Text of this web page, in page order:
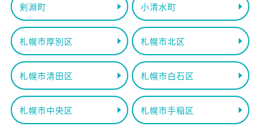
剣淵町 小清水町
札幌市厚別区 札幌市北区
札幌市清田区 札幌市白石区
札幌市中央区 札幌市手稲区